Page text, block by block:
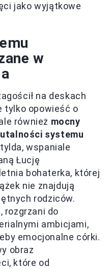
jako wyjątkowe
w
na deskach
tylko opowieść o
również mocny
systemu
wspaniale
Łucję
bohaterka, której
nie znajdują
rodziców.
rozgrzani do
ambicjami,
emocjonalne córki.
obraz
które od